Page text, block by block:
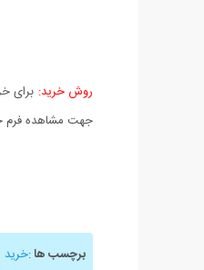
روش خرید: برای
جهت مشاهده فرم
برچسب ها: